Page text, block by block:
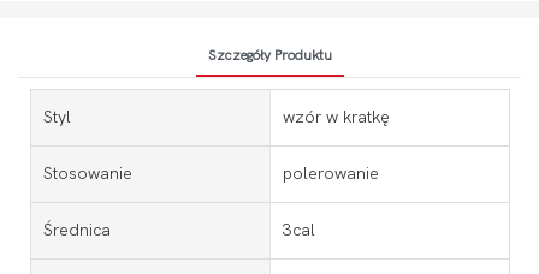
Szczegóły Produktu
Styl wzór w kratkę
Stosowanie polerowanie
Średnica 3cal